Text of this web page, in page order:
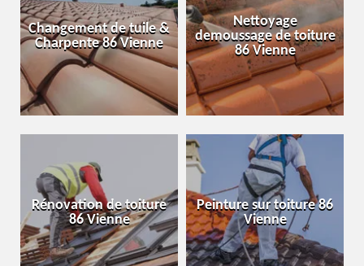
Changement de tuile &
Charpente 86 Vienne
Nettoyage
demoussage de toiture
86 Vienne
Rénovation de toiture
86 Vienne
Peinture sur toiture 86
Vienne